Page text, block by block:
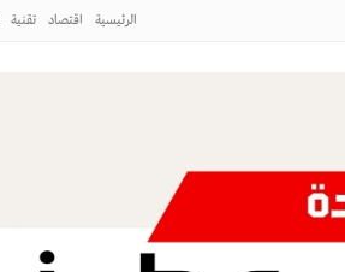
الرئيسية اقتصاد تقنية